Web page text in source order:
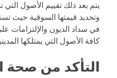
يتم بعد ذلك تقييم الأصول التي
وتحديد قيمتها السوقية حيث
في سداد الديون والإلتزامات
كافة الأصول التي يمتلكها
التأكد من صحة